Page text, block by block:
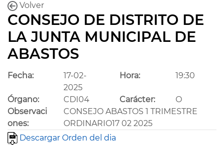
Volver
CONSEJO DE DISTRITO DE
LA JUNTA MUNICIPAL DE
ABASTOS
Fecha:
17-02-
2025
Hora: 19:30
Órgano: CDI04 Carácter:
O
Observaci
ones:
CONSEJO ABASTOS 1 TRIMESTRE
ORDINARIO17 02 2025
Descargar Orden del dia